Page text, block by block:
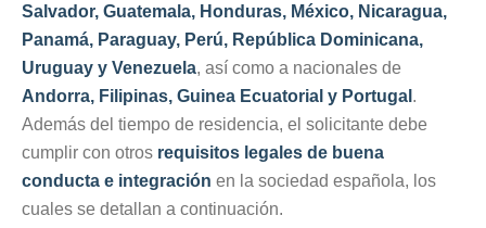
Salvador, Guatemala, Honduras, México, Nicaragua,
Panamá, Paraguay, Perú, República Dominicana,
Uruguay y Venezuela, así como a nacionales de
Andorra, Filipinas, Guinea Ecuatorial y Portugal .
Además del tiempo de residencia, el solicitante debe
cumplir con otros requisitos legales de buena
conducta e integración en la sociedad española, los
cuales se detallan a continuación.